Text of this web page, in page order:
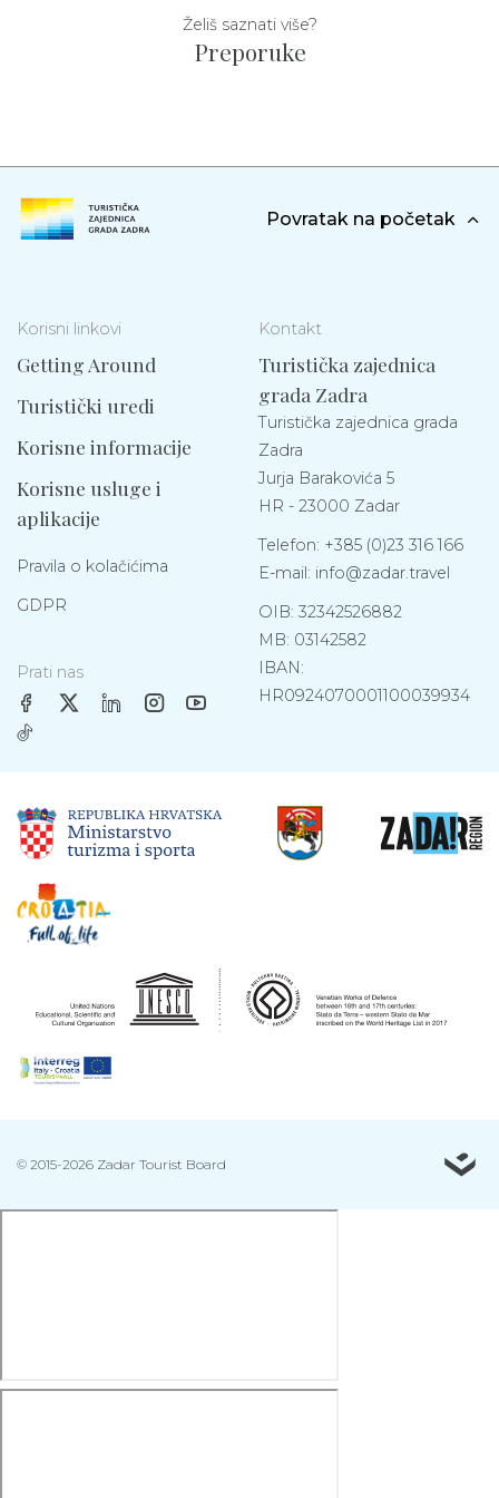
Želiš saznati više?
Preporuke
Povratak na početak
Korisni linkovi
Getting Around
Turistički uredi
Korisne informacije
Korisne usluge i
aplikacije
Pravila o kolačićima
GDPR
Prati nas
Kontakt
Turistička zajednica
grada Zadra
Turistička zajednica grada
Zadra
Jurja Barakovića 5
HR - 23000 Zadar
Telefon: +385 (0)23 316 166
E-mail: info@zadar.travel
OIB: 32342526882
MB: 03142582
IBAN:
HR0924070001100039934
© 2015-2026 Zadar Tourist Board